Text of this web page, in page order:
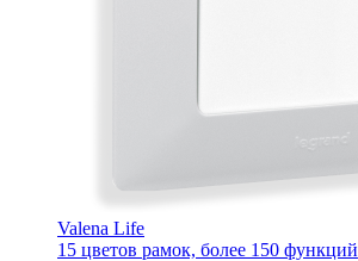
Valena Life
15 цветов рамок, более 150 функций